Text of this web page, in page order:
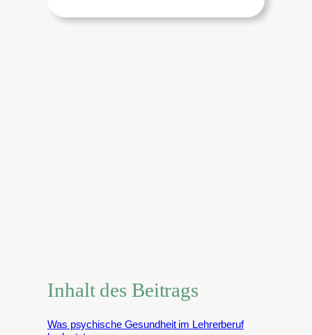
Inhalt des Beitrags
Was psychische Gesundheit im Lehrerberuf